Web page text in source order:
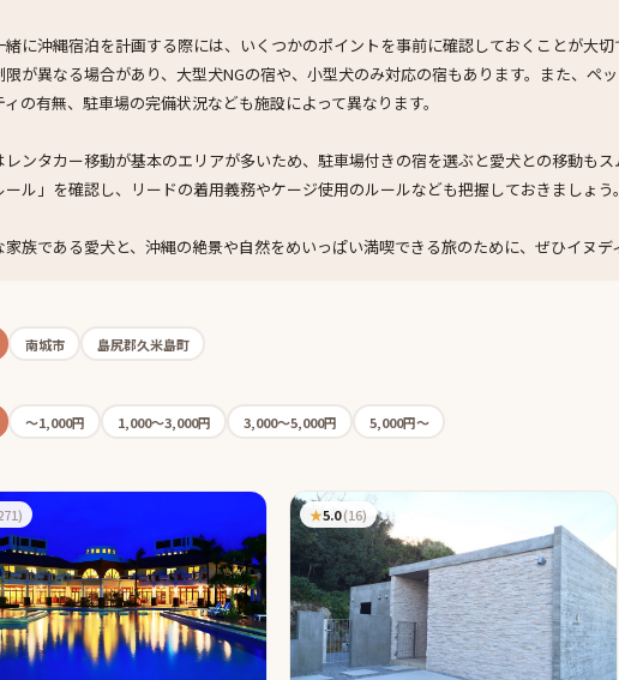
緒に沖縄宿泊を計画する際には、いくつかのポイントを事前に確認しておくことが大
限が異なる場合があり、大型犬NGの宿や、小型犬のみ対応の宿もあります。また、ペ
ィの有無、駐車場の完備状況なども施設によって異なります。
レンタカー移動が基本のエリアが多いため、駐車場付きの宿を選ぶと愛犬との移動も
ール」を確認し、リードの着用義務やケージ使用のルールなども把握しておきましょう。
家族である愛犬と、沖縄の絶景や自然をめいっぱい満喫できる旅のために、ぜひイヌデ
南城市 島尻郡久米島町
〜1,000円 1,000〜3,000円 3,000〜5,000円 5,000円〜
) ★5.0(16)